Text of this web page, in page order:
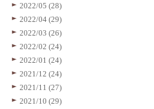
2022/05 (28)
2022/04 (29)
2022/03 (26)
2022/02 (24)
2022/01 (24)
2021/12 (24)
2021/11 (27)
2021/10 (29)